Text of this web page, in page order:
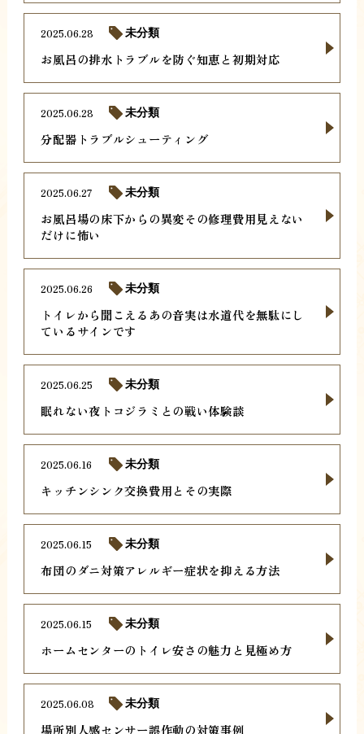
お風呂の排水トラブルを防ぐ知恵と初期対応
2025.06.28 未分類
分配器トラブルシューティング
2025.06.28 未分類
お風呂場の床下からの異変その修理費用見えない
だけに怖い
2025.06.27 未分類
トイレから聞こえるあの音実は水道代を無駄にし
ているサインです
2025.06.26 未分類
眠れない夜トコジラミとの戦い体験談
2025.06.25 未分類
キッチンシンク交換費用とその実際
2025.06.16 未分類
布団のダニ対策アレルギー症状を抑える方法
2025.06.15 未分類
ホームセンターのトイレ安さの魅力と見極め方
2025.06.15 未分類
場所別人感センサー誤作動の対策事例
2025.06.08 未分類